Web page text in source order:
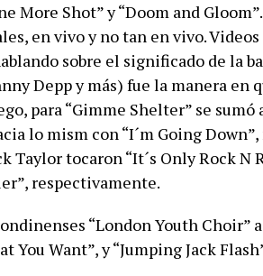
More Shot” y “Doom and
en vivo y no tan en vivo.
sobre el significado de la
Depp y más) fue la manera en
para “Gimme Shelter” se sumó
lo mism con “I´m Going
Taylor tocaron “It´s Only Rock N
respectivamente.
“London Youth Choir”
You Want”, y “Jumping Jack